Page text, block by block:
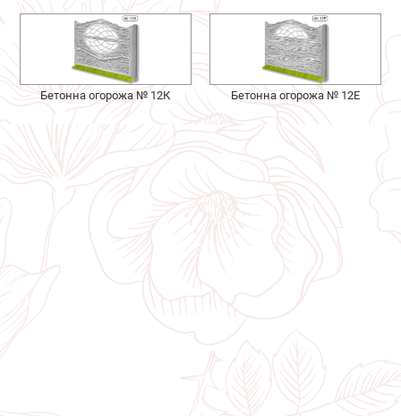
Бетонна огорожа № 12К Бетонна огорожа № 12Е